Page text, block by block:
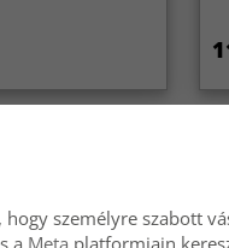
személyre szabott
a Meta platformjain